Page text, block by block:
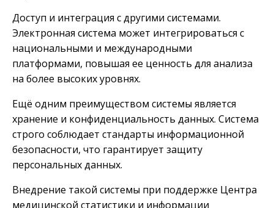
Доступ и интеграция с другими системами.
Электронная система может интегрироваться с
национальными и международными
платформами, повышая ее ценность для анализа
на более высоких уровнях.
Ещё одним преимуществом системы является
хранение и конфиденциальность данных. Система
строго соблюдает стандарты информационной
безопасности, что гарантирует защиту
персональных данных.
Внедрение такой системы при поддержке Центра
медицинской статистики и информации